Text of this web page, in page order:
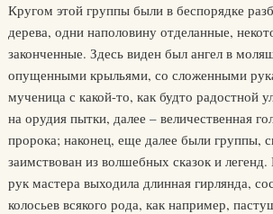
Кругом этой группы были в беспорядке
дерева, одни наполовину отделанные,
законченные. Здесь виден был ангел в
опущенными крыльями, со сложенными
мученица с какой-то, как будто радостной
на орудия пытки, далее – величественная
пророка; наконец, еще далее были группы,
заимствован из волшебных сказок и
рук мастера выходила длинная гирлянда,
колосьев всякого рода, как например,